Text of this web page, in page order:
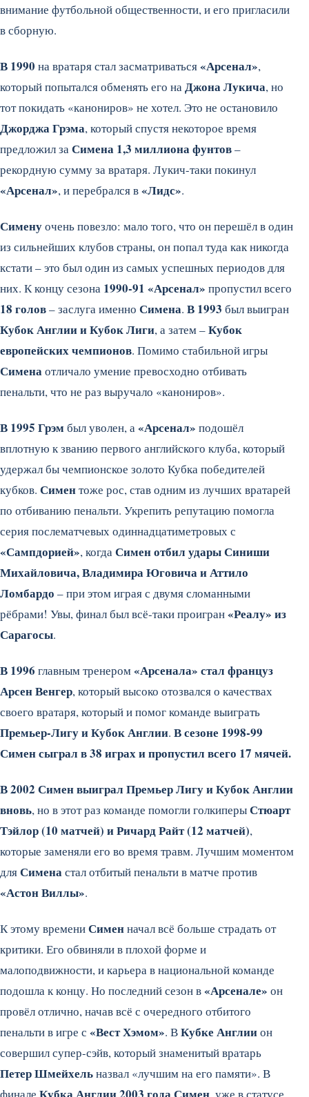
внимание футбольной общественности, и его пригласили
в сборную.
В 1990 на вратаря стал засматриваться«Арсенал»,
который попытался обменять его наДжона Лукича, но
тот покидать «канониров» не хотел. Это не остановило
Джорджа Грэма, который спустя некоторое время
предложил заСимена 1,3 миллиона фунтов–
рекордную сумму за вратаря. Лукич-таки покинул
«Арсенал», и перебрался в«Лидс».
Сименуочень повезло: мало того, что он перешёл в один
из сильнейших клубов страны, он попал туда как никогда
кстати – это был один из самых успешных периодов для
них. К концу сезона 1990-91 «Арсенал» пропустил всего
18 голов– заслуга именно Симена. В 1993 был выигран
Кубок Англии и Кубок Лиги, а затем –Кубок
европейских чемпионов. Помимо стабильной игры
Сименаотличало умение превосходно отбивать
пенальти, что не раз выручало «канониров».
В 1995 Грэм был уволен, а«Арсенал» подошёл
вплотную к званию первого английского клуба, который
удержал бы чемпионское золото Кубка победителей
кубков. Симентоже рос, став одним из лучших вратарей
по отбиванию пенальти. Укрепить репутацию помогла
серия послематчевых одиннадцатиметровых с
«Сампдорией», когдаСимен отбил удары Синиши
Михайловича, Владимира Юговича и Аттило
Ломбардо – при этом играя с двумя сломанными
рёбрами! Увы, финал был всё-таки проигран«Реалу» из
Сарагосы.
В 1996 главным тренером«Арсенала» стал француз
Арсен Венгер, который высоко отозвался о качествах
своего вратаря, который и помог команде выиграть
Премьер-Лигу и Кубок Англии. В сезоне 1998-99
Симен сыграл в 38 играх и пропустил всего 17 мячей.
В 2002 Симен выиграл Премьер Лигу и Кубок Англии
вновь, но в этот раз команде помогли голкиперыСтюарт
Тэйлор (10 матчей) и Ричард Райт (12 матчей),
которые заменяли его во время травм. Лучшим моментом
дляСименастал отбитый пенальти в матче против
«Астон Виллы».
К этому времениСименначал всё больше страдать от
критики. Его обвиняли в плохой форме и
малоподвижности, и карьера в национальной команде
подошла к концу. Но последний сезон в«Арсенале» он
провёл отлично, начав всё с очередного отбитого
пенальти в игре с «Вест Хэмом». ВКубке Англиион
совершил супер-сэйв, который знаменитый вратарь
Петер Шмейхельназвал «лучшим на его памяти». В
финале
, уже в статусе